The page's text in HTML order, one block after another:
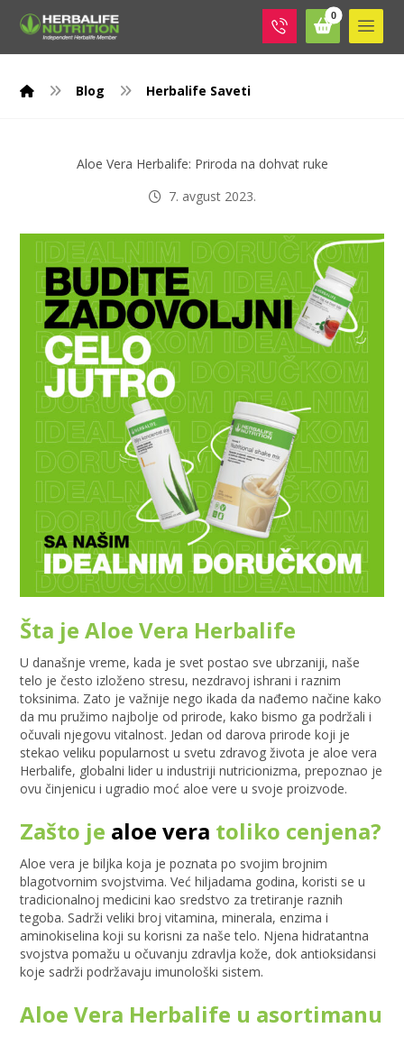
Blog Herbalife Saveti
Aloe Vera Herbalife: Priroda na dohvat ruke
7. avgust 2023.
Šta je Aloe Vera Herbalife
U današnje vreme, kada je svet postao sve ubrzaniji, naše
telo je često izloženo stresu, nezdravoj ishrani i raznim
toksinima. Zato je važnije nego ikada da nađemo načine kako
da mu pružimo najbolje od prirode, kako bismo ga podržali i
očuvali njegovu vitalnost. Jedan od darova prirode koji je
stekao veliku popularnost u svetu zdravog života je aloe vera
Herbalife, globalni lider u industriji nutricionizma, prepoznao je
ovu činjenicu i ugradio moć aloe vere u svoje proizvode.
Zašto je aloe vera toliko cenjena?
Aloe vera je biljka koja je poznata po svojim brojnim
blagotvornim svojstvima. Već hiljadama godina, koristi se u
tradicionalnoj medicini kao sredstvo za tretiranje raznih
tegoba. Sadrži veliki broj vitamina, minerala, enzima i
aminokiselina koji su korisni za naše telo. Njena hidratantna
svojstva pomažu u očuvanju zdravlja kože, dok antioksidansi
koje sadrži podržavaju imunološki sistem.
Aloe Vera Herbalife u asortimanu